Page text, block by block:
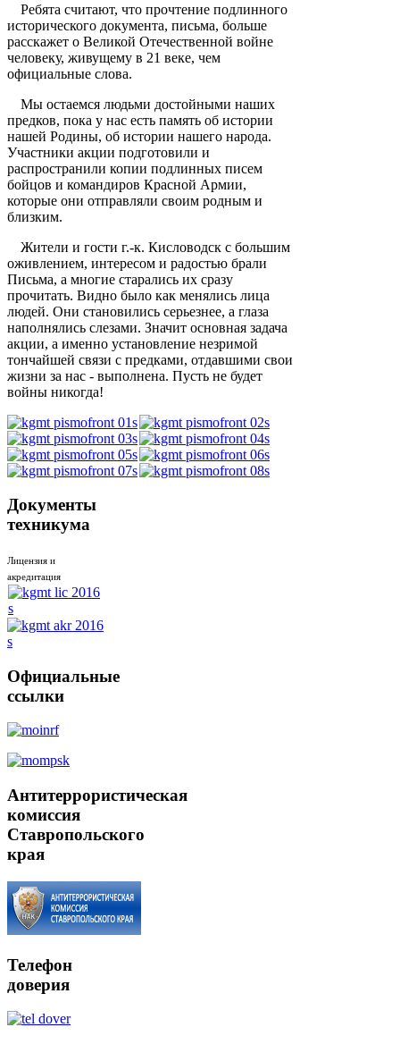
Ребята считают, что прочтение подлинного
исторического документа, письма, больше
расскажет о Великой Отечественной войне
человеку, живущему в 21 веке, чем
официальные слова.
Мы остаемся людьми достойными наших
предков, пока у нас есть память об истории
нашей Родины, об истории нашего народа.
Участники акции подготовили и
распространили копии подлинных писем
бойцов и командиров Красной Армии,
которые они отправляли своим родным и
близким.
Жители и гости г.-к. Кисловодск с большим
оживлением, интересом и радостью брали
Письма, а многие старались их сразу
прочитать. Видно было как менялись лица
людей. Они становились серьезнее, а глаза
наполнялись слезами. Значит основная задача
акции, а именно установление незримой
тончайшей связи с предками, отдавшими свои
жизни за нас - выполнена. Пусть не будет
войны никогда!
Документы
техникума
Лицензия и
акредитация
Официальные
ссылки
Антитеррористическая
комиссия
Ставропольского
края
Телефон
доверия